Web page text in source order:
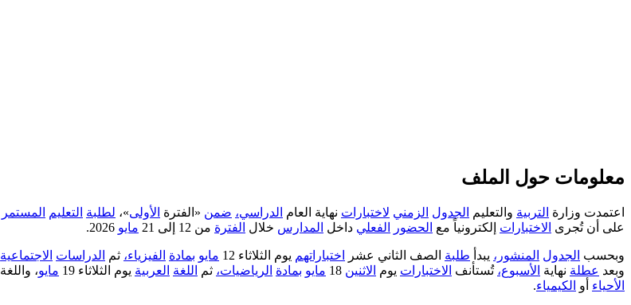
معلومات حول الملف
اعتمدت وزارة التربية والتعليم الجدول الزمني لاختبارات نهاية العام الدراسي، ضمن «الفترة الأولى»، لطلبة التعليم المستمر
على أن تُجرى الاختبارات إلكترونياً مع الحضور الفعلي داخل المدارس خلال الفترة من 12 إلى 21 مايو
وبحسب الجدول المنشور، يبدأ طلبة الصف الثاني عشر اختباراتهم يوم الثلاثاء 12 مايو بمادة الفيزياء، ثم الدراسات الاجتماعية
وبعد عطلة نهاية الأسبوع، تُستأنف الاختبارات يوم الاثنين مايو بمادة الرياضيات، ثم اللغة العربية يوم الثلاثاء 19 مايو، واللغة
الأحياء أو الكيمياء.